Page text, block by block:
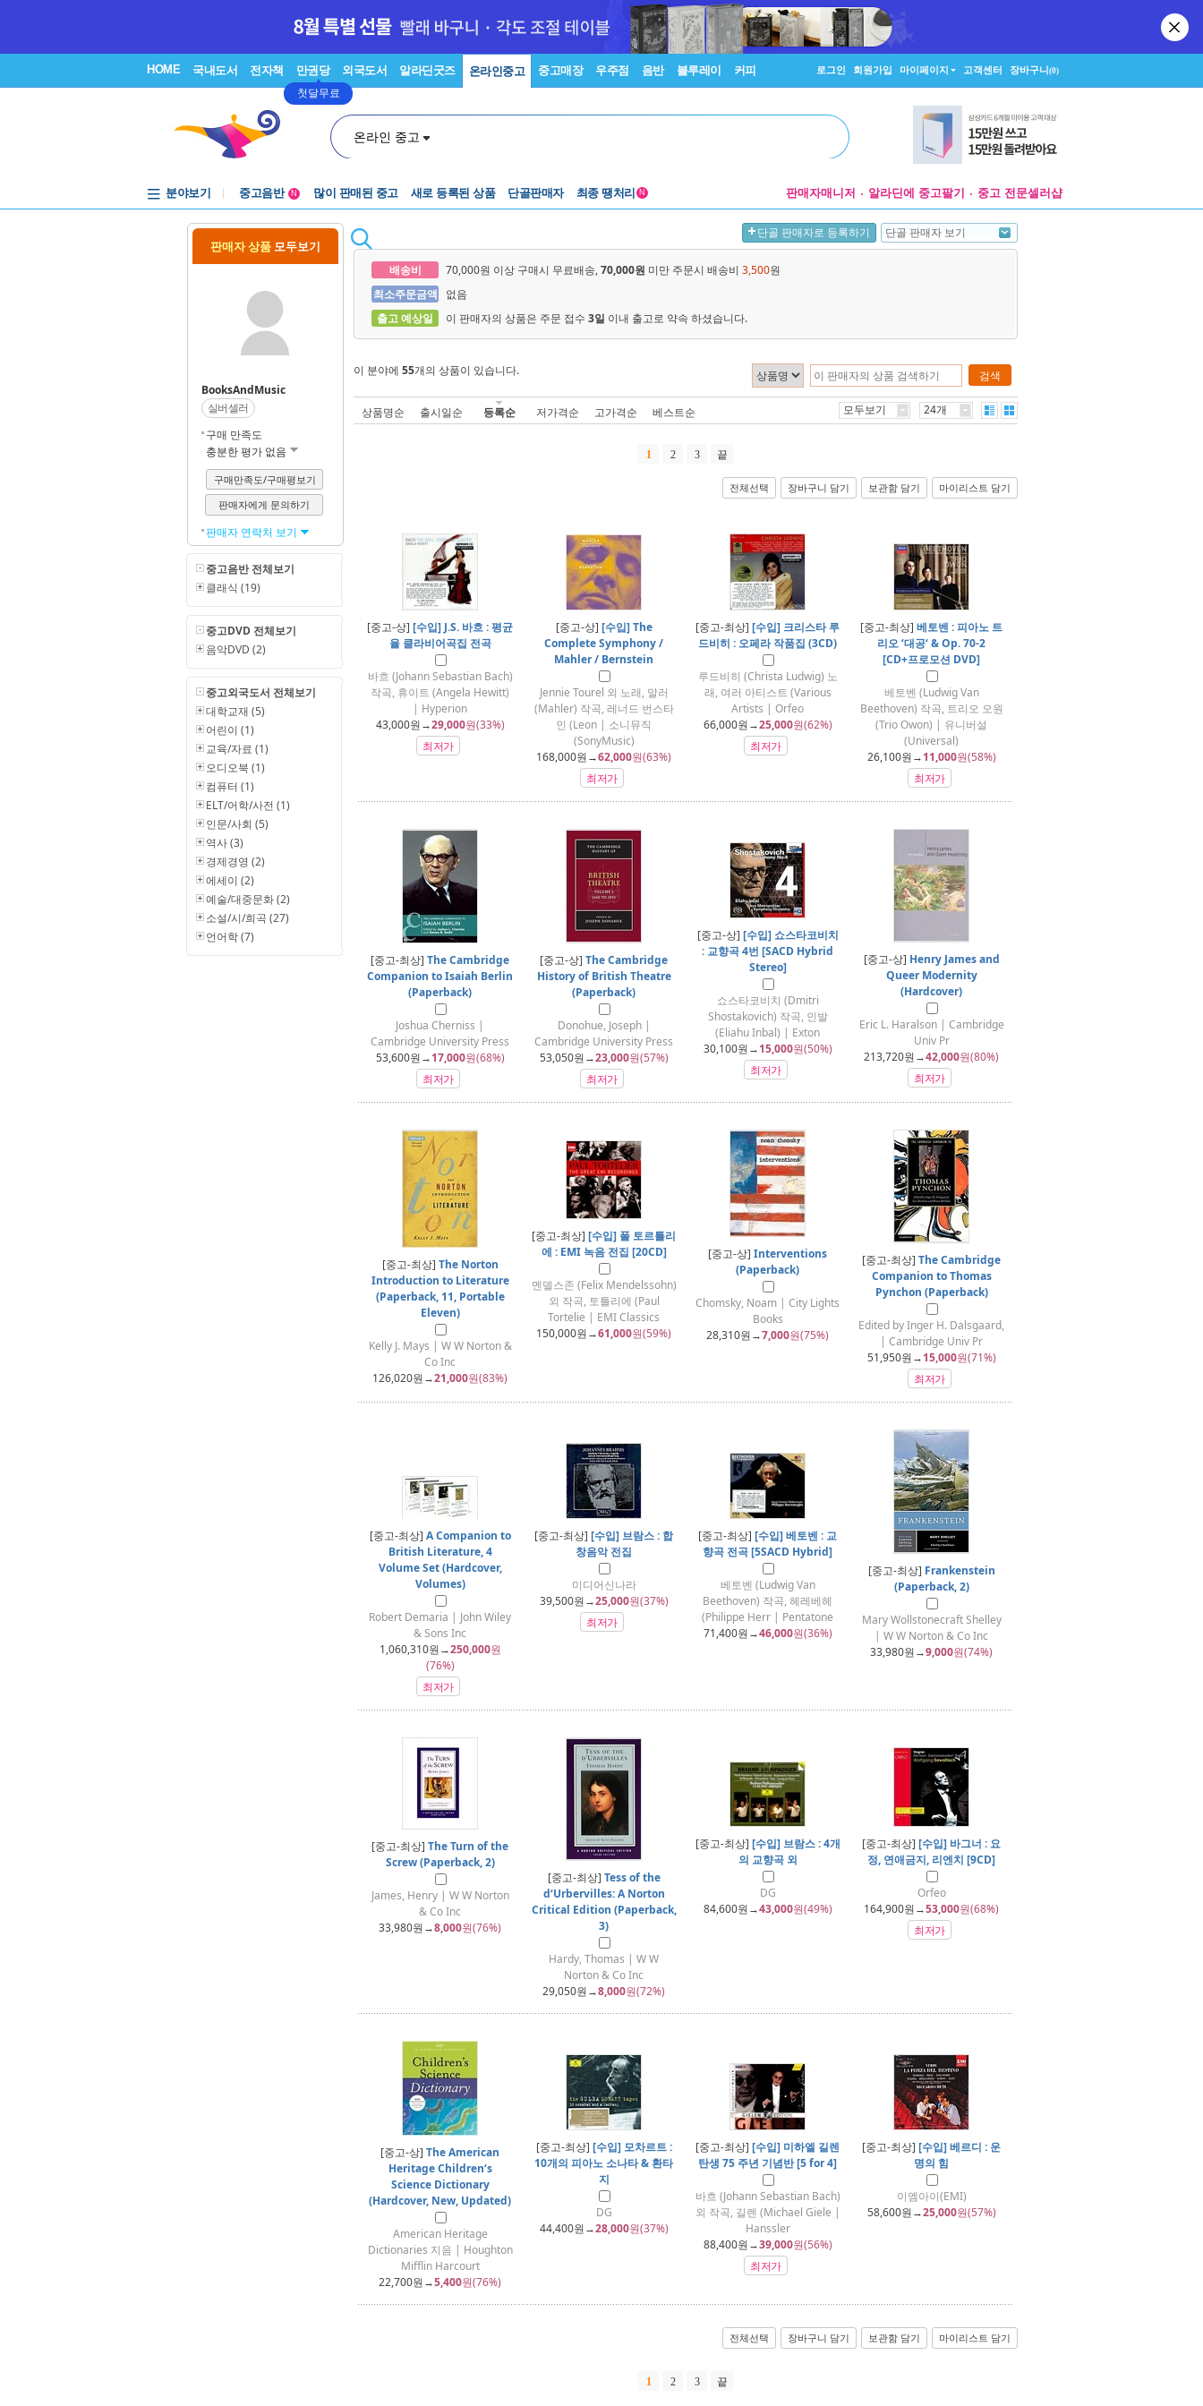
HOME 국내도서 전자책 만권당
첫달무료
외국도서 알라딘굿즈 온라인중고 중고매장 우주점 음반 블루레이 커피 로그인 회원가입 마이페이지 고객센터 장바구니(0)
온라인 중고
분야보기
중고음반
중고음반
N 많이 판매된 중고 새로 등록된 상품 단골판매자 최종 땡처리 N 판매자매니저 알라딘에 중고팔기 중고 전문셀러샵
판매자 상품 모두보기
BooksAndMusic
실버셀러
구매 만족도
충분한 평가 없음
구매만족도/구매평보기
판매자에게 문의하기
판매자 연락처 보기
중고음반 전체보기
클래식 (19)
중고DVD 전체보기
음악DVD (2)
중고외국도서 전체보기
대학교재 (5)
어린이 (1)
교육/자료 (1)
오디오북 (1)
컴퓨터 (1)
ELT/어학/사전 (1)
인문/사회 (5)
역사 (3)
경제경영 (2)
에세이 (2)
예술/대중문화 (2)
소설/시/희곡 (27)
언어학 (7)
단골 판매자로 등록하기 단골 판매자 보기
배송비 70,000원 이상 구매시 무료배송,70,000원 미만 주문시 배송비 3,500원
최소주문금액
없음
출고 예상일
이 판매자의 상품은 주문 접수 3일 이내 출고로 약속 하셨습니다.
검색
이 분야에 55개의 상품이 있습니다.
상품명순 출시일순 등록순 저가격순 고가격순 베스트순 모두보기 24개
1 2 3 끝
전체선택 장바구니 담기 보관함 담기 마이리스트 담기
[중고-상] [수입] J.S. 바흐 : 평균
율 클라비어곡집 전곡
바흐 (Johann Sebastian Bach)
작곡, 휴이트 (Angela Hewitt)
| Hyperion
43,000원→29,000원(33%)
최저가
[중고-상] [수입] The
Complete Symphony /
Mahler / Bernstein
Jennie Tourel 외 노래, 말러
(Mahler) 작곡, 레너드 번스타
인 (Leon | 소니뮤직
(SonyMusic)
168,000원→62,000원(63%)
최저가
[중고-최상] [수입] 크리스타 루
드비히 : 오페라 작품집 (3CD)
루드비히 (Christa Ludwig) 노
래, 여러 아티스트 (Various
Artists | Orfeo
66,000원→25,000원(62%)
최저가
[중고-최상] 베토벤 : 피아노 트
리오 ‘대공‘ & Op. 70-2
[CD+프로모션 DVD]
베토벤 (Ludwig Van
Beethoven) 작곡, 트리오 오원
(Trio Owon) | 유니버설
(Universal)
26,100원→11,000원(58%)
최저가
[중고-최상] The Cambridge
Companion to Isaiah Berlin
(Paperback)
Joshua Cherniss |
Cambridge University Press
53,600원→17,000원(68%)
최저가
[중고-상] The Cambridge
History of British Theatre
(Paperback)
Donohue, Joseph |
Cambridge University Press
53,050원→23,000원(57%)
최저가
[중고-상] [수입] 쇼스타코비치
: 교향곡 4번 [SACD Hybrid
Stereo]
쇼스타코비치 (Dmitri
Shostakovich) 작곡, 인발
(Eliahu Inbal) | Exton
30,100원→15,000원(50%)
최저가
[중고-상] Henry James and
Queer Modernity
(Hardcover)
Eric L. Haralson | Cambridge
Univ Pr
213,720원→42,000원(80%)
최저가
[중고-최상] The Norton
Introduction to Literature
(Paperback, 11, Portable
Eleven)
Kelly J. Mays | W W Norton &
Co Inc
126,020원→21,000원(83%)
[중고-최상] [수입] 폴 토르틀리
에 : EMI 녹음 전집 [20CD]
멘델스존 (Felix Mendelssohn)
외 작곡, 토틀리에 (Paul
Tortelie | EMI Classics
150,000원→61,000원(59%)
[중고-상] Interventions
(Paperback)
Chomsky, Noam | City Lights
Books
28,310원→7,000원(75%)
[중고-최상] The Cambridge
Companion to Thomas
Pynchon (Paperback)
Edited by Inger H. Dalsgaard,
| Cambridge Univ Pr
51,950원→15,000원(71%)
최저가
[중고-최상] A Companion to
British Literature, 4
Volume Set (Hardcover,
Volumes)
Robert Demaria | John Wiley
& Sons Inc
1,060,310원→250,000원
(76%)
최저가
[중고-최상] [수입] 브람스 : 합
창음악 전집
미디어신나라
39,500원→25,000원(37%)
최저가
[중고-최상] [수입] 베토벤 : 교
향곡 전곡 [5SACD Hybrid]
베토벤 (Ludwig Van
Beethoven) 작곡, 헤레베헤
(Philippe Herr | Pentatone
71,400원→46,000원(36%)
[중고-최상] Frankenstein
(Paperback, 2)
Mary Wollstonecraft Shelley
| W W Norton & Co Inc
33,980원→9,000원(74%)
[중고-최상] The Turn of the
Screw (Paperback, 2)
James, Henry | W W Norton
& Co Inc
33,980원→8,000원(76%)
[중고-최상] Tess of the
d‘Urbervilles: A Norton
Critical Edition (Paperback,
3)
Hardy, Thomas | W W
Norton & Co Inc
29,050원→8,000원(72%)
[중고-최상] [수입] 브람스 : 4개
의 교향곡 외
DG
84,600원→43,000원(49%)
[중고-최상] [수입] 바그너 : 요
정, 연애금지, 리엔치 [9CD]
Orfeo
164,900원→53,000원(68%)
최저가
[중고-상] The American
Heritage Children‘s
Science Dictionary
(Hardcover, New, Updated)
American Heritage
Dictionaries 지음 | Houghton
Mifflin Harcourt
22,700원→5,400원(76%)
[중고-최상] [수입] 모차르트 :
10개의 피아노 소나타 & 환타
지
DG
44,400원→28,000원(37%)
[중고-최상] [수입] 미하엘 길렌
탄생 75 주년 기념반 [5 for 4]
바흐 (Johann Sebastian Bach)
외 작곡, 길렌 (Michael Giele |
Hanssler
88,400원→39,000원(56%)
최저가
[중고-최상] [수입] 베르디 : 운
명의 힘
이엠아이(EMI)
58,600원→25,000원(57%)
전체선택 장바구니 담기 보관함 담기 마이리스트 담기
1 2 3 끝